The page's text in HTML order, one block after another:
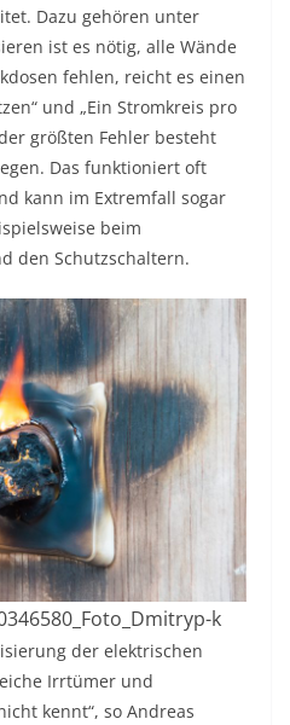
Dazu gehören unter
ist es nötig, alle Wände
fehlen, reicht es einen
und „Ein Stromkreis pro
größten Fehler besteht
Das funktioniert oft
kann im Extremfall sogar
beim
den Schutzschaltern.
k
der elektrischen
Irrtümer und
kennt“, so Andreas